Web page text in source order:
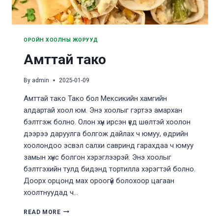
ОРОЙН ХООЛНЫ ЖОРУУД
Амттай тако
By admin 2025-01-09
Амттай тако Тако бол Мексикийн хамгийн
алдартай хоол юм. Энэ хоолыг гэртээ амархан
бэлтгэж болно. Олон хүн ирсэн үед шөлтэй хоолон
дээрээ даруулга болгож дайлах ч юмуу, өдрийн
хоолондоо эсвэл салхи савринд гарахдаа ч юмуу
замын хүнс болгон хэрэглээрэй. Энэ хоолыг
бэлтгэхийн тулд бидэнд тортилла хэрэгтэй болно.
Доорх орцонд мах ороогүй болохоор цагаан
хоолтнуудад ч…
READ MOREАМТТАЙ